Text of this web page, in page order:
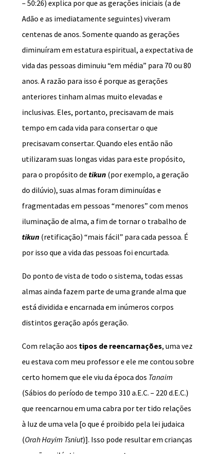
– 50:26) explica por que as gerações iniciais (a de
Adão e as imediatamente seguintes) viveram
centenas de anos. Somente quando as gerações
diminuíram em estatura espiritual, a expectativa de
vida das pessoas diminuiu “em média” para 70 ou 80
anos. A razão para isso é porque as gerações
anteriores tinham almas muito elevadas e
inclusivas. Eles, portanto, precisavam de mais
tempo em cada vida para consertar o que
precisavam consertar. Quando eles então não
utilizaram suas longas vidas para este propósito,
para o propósito de tikun(por exemplo, a geração
do dilúvio), suas almas foram diminuídas e
fragmentadas em pessoas “menores” com menos
iluminação de alma, a fim de tornar o trabalho de
tikun(retificação) “mais fácil” para cada pessoa. É
por isso que a vida das pessoas foi encurtada.
Do ponto de vista de todo o sistema, todas essas
almas ainda fazem parte de uma grande alma que
está dividida e encarnada em inúmeros corpos
distintos geração após geração.
Com relação aos tipos de reencarnações, uma vez
eu estava com meu professor e ele me contou sobre
certo homem que ele viu da época dos Tanaim
(Sábios do período de tempo 310 a.E.C. – 220 d.E.C.)
que reencarnou em uma cabra por ter tido relações
à luz de uma vela [o que é proibido pela lei judaica
(Orah Hayim Tsniut)]. Isso pode resultar em crianças